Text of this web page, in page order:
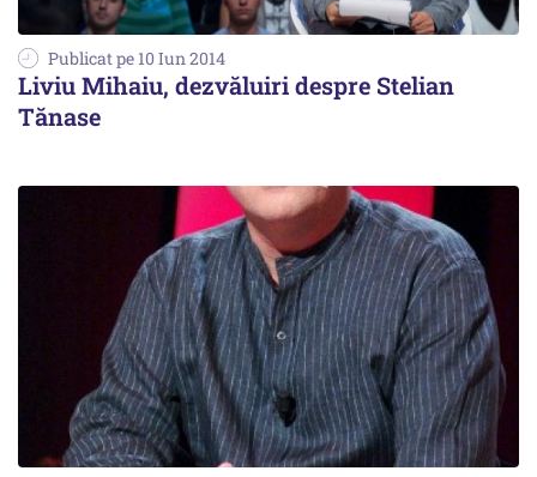
Publicat pe 10 Iun 2014
Liviu Mihaiu, dezvăluiri despre Stelian
Tănase